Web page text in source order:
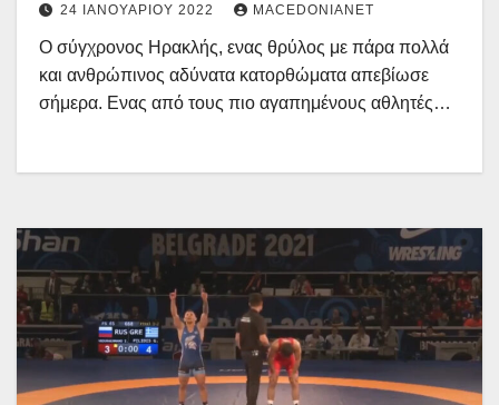
24 ΙΑΝΟΥΑΡΊΟΥ 2022 MACEDONIANET
Ο σύγχρονος Ηρακλής, ενας θρύλος με πάρα πολλά
και ανθρώπινος αδύνατα κατορθώματα απεβίωσε
σήμερα. Ενας από τους πιο αγαπημένους αθλητές…